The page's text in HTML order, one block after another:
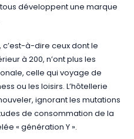
développent une marque
à-dire ceux dont le
à 200, n’ont plus les
celle qui voyage de
ou les loisirs. L’hôtellerie
ignorant les mutations
de consommation de la
« génération Y ».